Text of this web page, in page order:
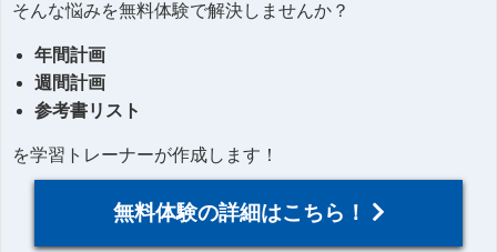
そんな悩みを無料体験で解決しませんか？
年間計画
週間計画
参考書リスト
を学習トレーナーが作成します！
無料体験の詳細はこちら！